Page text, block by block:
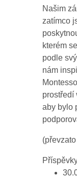
Našim
zatímco
kterém
podle
nám
prostředí
aby bylo